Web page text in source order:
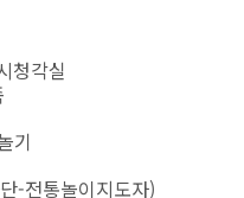
청각실
기
-전통놀이지도자)